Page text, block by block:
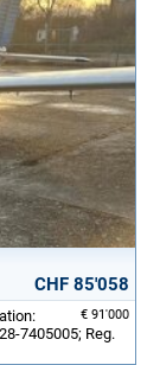
CHF 85'058
€ 91'000
7405005; Reg.